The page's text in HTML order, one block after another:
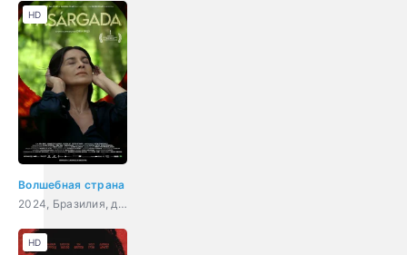
Волшебная страна
2024, Бразилия, драма
HD
HD